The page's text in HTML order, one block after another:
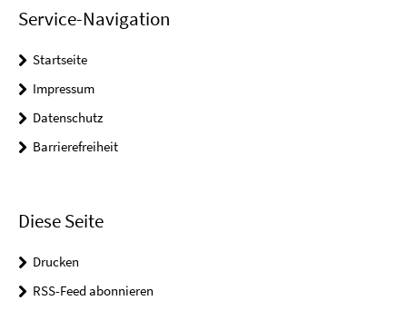
Service-Navigation
Startseite
Impressum
Datenschutz
Barrierefreiheit
Diese Seite
Drucken
RSS-Feed abonnieren